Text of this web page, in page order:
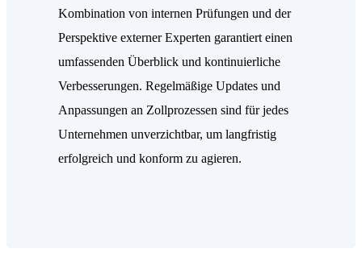
Kombination von internen Prüfungen und der
Perspektive externer Experten garantiert einen
umfassenden Überblick und kontinuierliche
Verbesserungen. Regelmäßige Updates und
Anpassungen an Zollprozessen sind für jedes
Unternehmen unverzichtbar, um langfristig
erfolgreich und konform zu agieren.